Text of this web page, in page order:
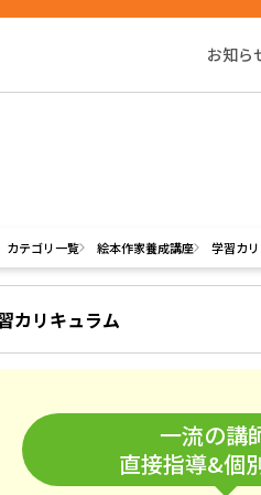
お知ら
カテゴリ一覧 絵本作家養成講座 学習カ
カリキュラム
一流の講
直接指導&個